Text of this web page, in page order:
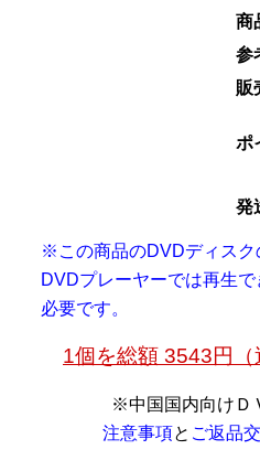
商
参
販
ポ
発
※この商品のDVDディスク
DVDプレーヤーでは再生
必要です。
1個を総額 3543円
※中国国内向けＤ
注意事項と ご返品